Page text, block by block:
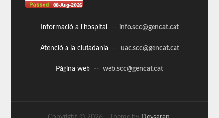
Informació a l'hospital -- info.scc@gencat.cat
Atenció a la ciutadania -- uac.scc@gencat.cat
Pàgina web -- web.scc@gencat.cat